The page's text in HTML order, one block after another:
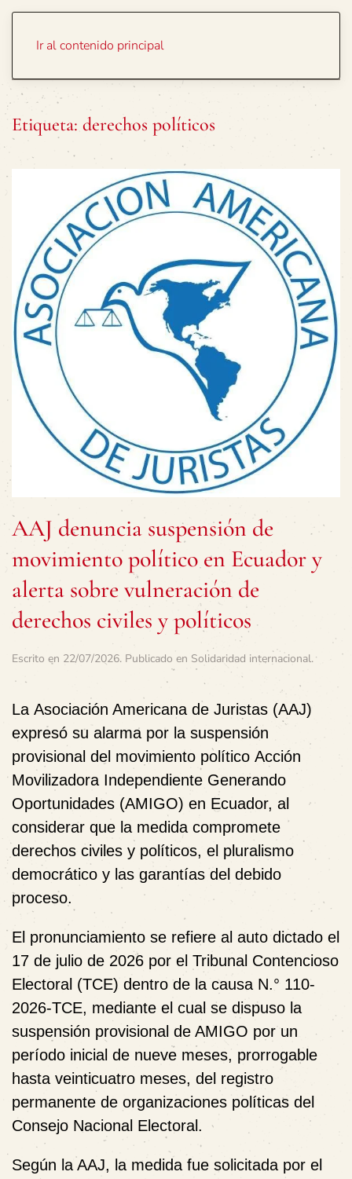
Ir al contenido principal
Etiqueta: derechos políticos
AAJ denuncia suspensión de
movimiento político en Ecuador y
alerta sobre vulneración de
derechos civiles y políticos
Escrito en 22/07/2026. Publicado en Solidaridad internacional.
La Asociación Americana de Juristas (AAJ)
expresó su alarma por la suspensión
provisional del movimiento político Acción
Movilizadora Independiente Generando
Oportunidades (AMIGO) en Ecuador, al
considerar que la medida compromete
derechos civiles y políticos, el pluralismo
democrático y las garantías del debido
proceso.
El pronunciamiento se refiere al auto dictado el
17 de julio de 2026 por el Tribunal Contencioso
Electoral (TCE) dentro de la causa N.° 110-
2026-TCE, mediante el cual se dispuso la
suspensión provisional de AMIGO por un
período inicial de nueve meses, prorrogable
hasta veinticuatro meses, del registro
permanente de organizaciones políticas del
Consejo Nacional Electoral.
Según la AAJ, la medida fue solicitada por el